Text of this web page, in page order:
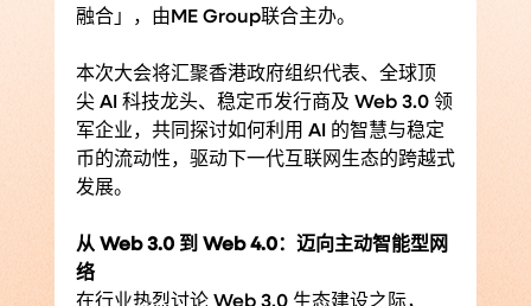
融合」，由ME Group联合主办。
本次大会将汇聚香港政府组织代表、全球顶
尖 AI 科技龙头、稳定币发行商及 Web 3.0 领
军企业，共同探讨如何利用 AI 的智慧与稳定
币的流动性，驱动下一代互联网生态的跨越式
发展。
从 Web 3.0 到 Web 4.0：迈向主动智能型网
络